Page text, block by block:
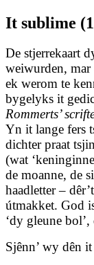
It sublime
De stjerrekaart
weiwurden, mar
ek werom te
bygelyks it
Rommerts’
Yn it lange fers
dichter praat
(wat
de moanne, de
haadletter –
útmakket. God
‘dy gleune
Sjênn’ wy dên